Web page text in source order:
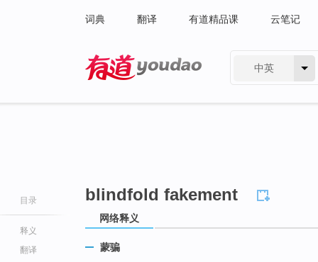
词典 翻译 有道精品课 云笔记
中英
目录
释义
翻译
blindfold fakement
网络释义
蒙骗